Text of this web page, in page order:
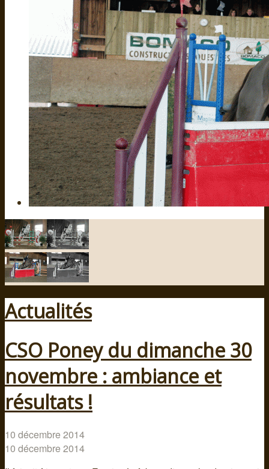
Actualités
CSO Poney du dimanche 30
novembre : ambiance et
résultats !
10 décembre 2014
10 décembre 2014